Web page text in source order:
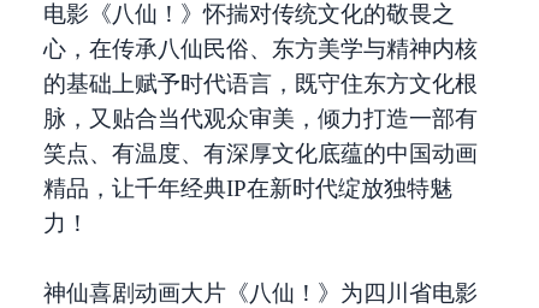
电影《八仙！》怀揣对传统文化的敬畏之
心，在传承八仙民俗、东方美学与精神内核
的基础上赋予时代语言，既守住东方文化根
脉，又贴合当代观众审美，倾力打造一部有
笑点、有温度、有深厚文化底蕴的中国动画
精品，让千年经典IP在新时代绽放独特魅
力！
神仙喜剧动画大片《八仙！》为四川省电影